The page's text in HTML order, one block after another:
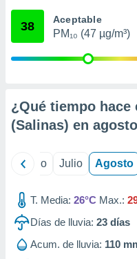
mediante
publicidad
1199
38 Aceptable
PM₁₀ (47 µg/m³)
¿Qué tiempo hace
(Salinas) en agosto
Junio Julio Agosto
T. Media: 26°C Max.:
Días de lluvia: 23 días
Acum. de lluvia: 110